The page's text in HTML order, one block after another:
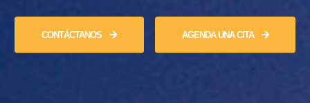
CONTÁCTANOS AGENDA UNA CITA